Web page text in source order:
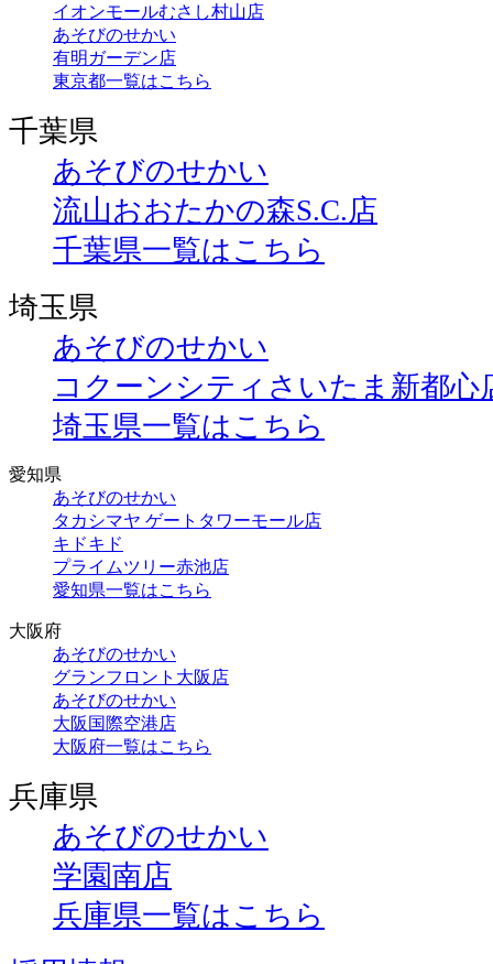
イオンモールむさし村山店
あそびのせかい
有明ガーデン店
東京都一覧はこちら
千葉県
あそびのせかい
流山おおたかの森S.C.店
千葉県一覧はこちら
埼玉県
あそびのせかい
コクーンシティさいたま新都心
埼玉県一覧はこちら
愛知県
あそびのせかい
タカシマヤ ゲートタワーモール店
キドキド
プライムツリー赤池店
愛知県一覧はこちら
大阪府
あそびのせかい
グランフロント大阪店
あそびのせかい
大阪国際空港店
大阪府一覧はこちら
兵庫県
あそびのせかい
学園南店
兵庫県一覧はこちら